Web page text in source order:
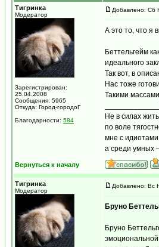
Тигринка
Модератор
Зарегистрирован:
25.04.2008
Сообщения: 5965
Откуда: Город-городоГ
Благодарности: 584
Добавлено: Сб
А это то, что я
Беттельгейм
идеального
Так вот, в
Нас тоже
Такими
Не в силах
по воле
мне с
а среди умных
Вернуться к началу
Тигринка
Модератор
Добавлено: Вс
Бруно
Бруно